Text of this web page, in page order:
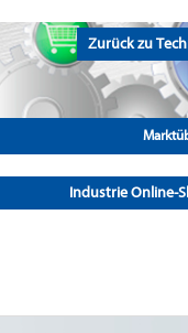
Zurück zu
Industrie Online-